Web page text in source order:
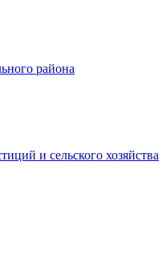
района
и сельского хозяйства